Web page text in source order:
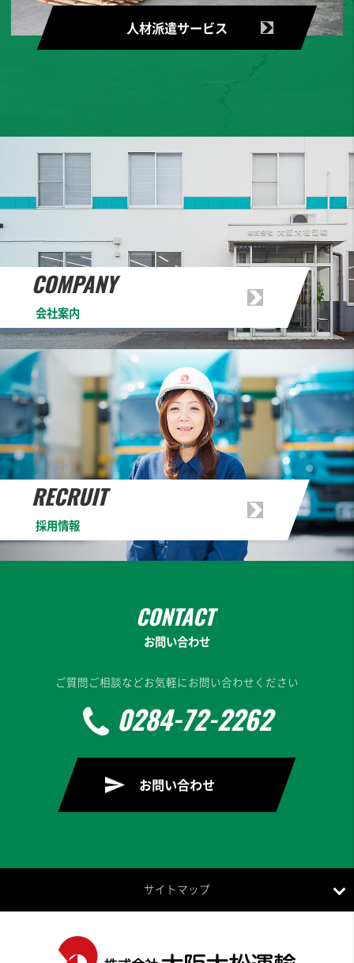
人材派遣サービス
会社案内
採用情報
お問い合わせ
ご質問ご相談などお気軽にお問い合わせください
0284-72-2262
お問い合わせ
サイトマップ